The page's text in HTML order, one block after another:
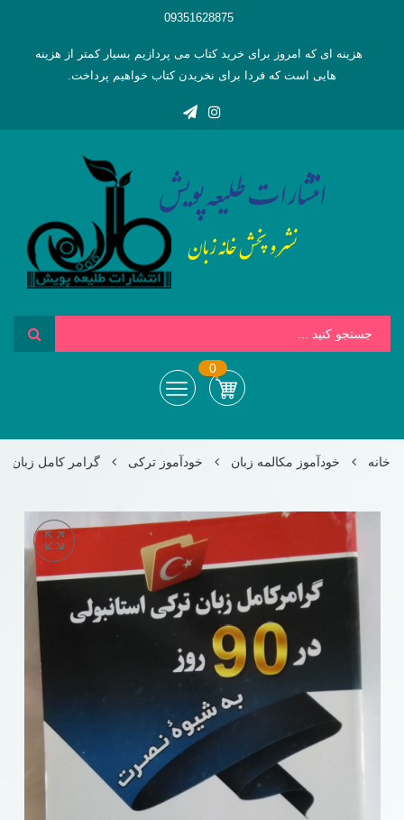
09351628875
هزینه ای که امروز برای خرید کتاب می پردازیم بسیار کمتر از هزینه
هایی است که فردا برای نخریدن کتاب خواهیم پرداخت.
0
خانه خودآموز مکالمه زبان خودآموز ترکی گرامر کامل زبان ترکی